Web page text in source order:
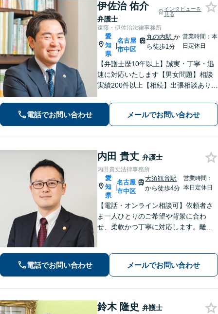
伊佐治 佑介
弁護士
インタビューを
見る
遠藤・伊佐治法律事務所
愛
知
県
|
名古屋
市中区
丸の内駅か
ら徒歩1分
営業時間：本
日定休日
【弁護士歴10年以上】誠実・丁寧・迅
速に対応いたします【男女問題】相談
実績200件以上【相続】出張相談あり
金・債務整理】累計相談200件以上！
【企業法務】スポット依頼から顧問契
約まで【丸の内駅2分】
電話でお問い合わせ メールでお問い合わせ
内田 貴丈 弁護士
内田貴丈法律事務所
愛
知
県
|
名古屋
市中区
大須観音駅
から徒歩4分
営業時間：
本日定休日
【電話・オンライン相談可】依頼者さ
ま一人ひとりのご希望や背景に合わ
せ、柔軟かつ丁寧に対応します。離
たします。ご相談ください。【大須観
音駅4分】
電話でお問い合わせ メールでお問い合わせ
鈴木 隆史 弁護士